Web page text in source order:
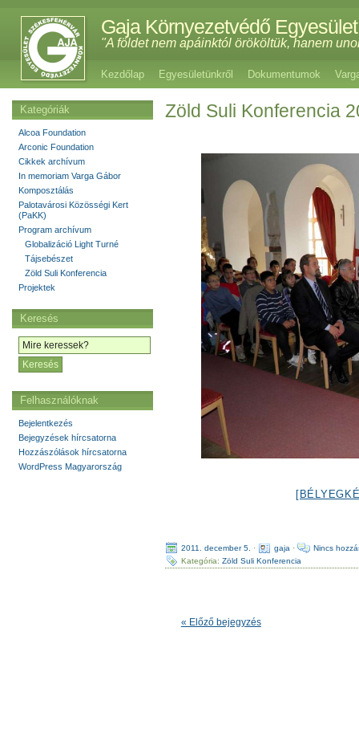
Gaja Környezetvédő Egyesület
"A földet nem apáinktól örököltük, hanem
Kezdőlap Egyesületünkről Dokumentumok
Zöld Suli Konferencia
2011. december 5. · gaja ·
Nincs
Kategória: Zöld Suli Konferencia
« Előző bejegyzés
Kategóriák
Alcoa Foundation
Arconic Foundation
Cikkek archívum
In memoriam Varga Gábor
Komposztálás
Palotavárosi Közösségi Kert
(PaKK)
Program archívum
Globalizáció Light Turné
Tájsebészet
Zöld Suli Konferencia
Projektek
Keresés
Felhasználóknak
Bejelentkezés
Bejegyzések hírcsatorna
Hozzászólások hírcsatorna
WordPress Magyarország